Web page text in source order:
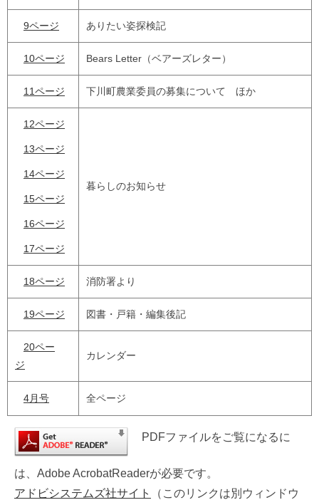
9ページ ありたい姿探検記
10ページ Bears Letter（ベアーズレター）
11ページ 下川町農業委員の募集について ほか
12ページ
13ページ
14ページ
15ページ
16ページ
17ページ
暮らしのお知らせ
18ページ 消防署より
19ページ 図書・戸籍・編集後記
20ペー
ジ
カレンダー
4月号 全ページ
PDFファイルをご覧になるに
は、Adobe AcrobatReaderが必要です。
アドビシステムズ社サイト
（このリンクは別ウィンドウ